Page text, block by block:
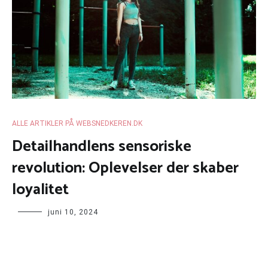
ALLE ARTIKLER PÅ WEBSNEDKEREN.DK
Detailhandlens sensoriske
revolution: Oplevelser der skaber
loyalitet
juni 10, 2024